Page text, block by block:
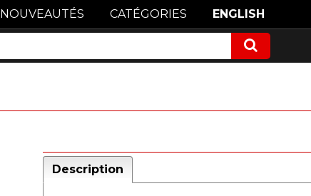
NOUVEAUTÉS CATÉGORIES ENGLISH
Description